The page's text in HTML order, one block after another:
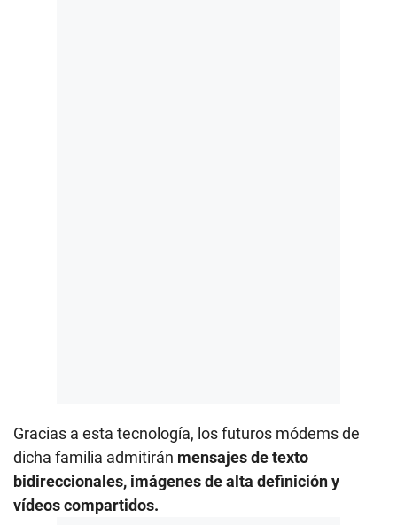
Gracias a esta tecnología, los futuros módems de
dicha familia admitirán mensajes de texto
bidireccionales, imágenes de alta definición y
vídeos compartidos.